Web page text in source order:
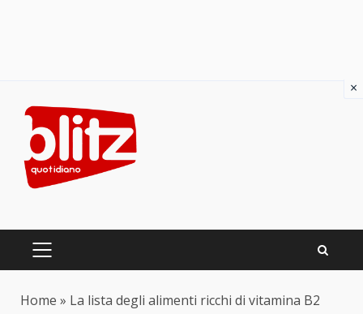
content
PRIMARY
Home » La lista degli alimenti ricchi di vitamina B2
×